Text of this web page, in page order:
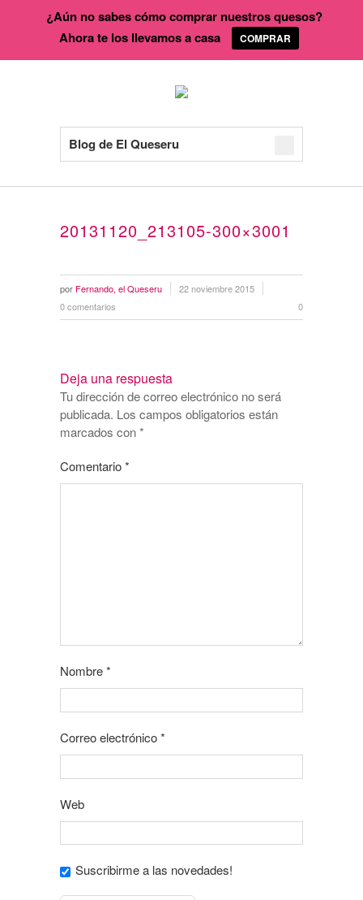
Blog de El Queseru
20131120_213105-300×3001
por Fernando, el Queseru
22 noviembre 2015
0 comentarios
0
Deja una respuesta
Tu dirección de correo electrónico no será
publicada. Los campos obligatorios están
marcados con*
Comentario*
Nombre*
Correo electrónico*
Web
Suscribirme a las novedades!
¿Aún no sabes cómo comprar nuestros quesos?
Ahora te los llevamos a casa
COMPRAR